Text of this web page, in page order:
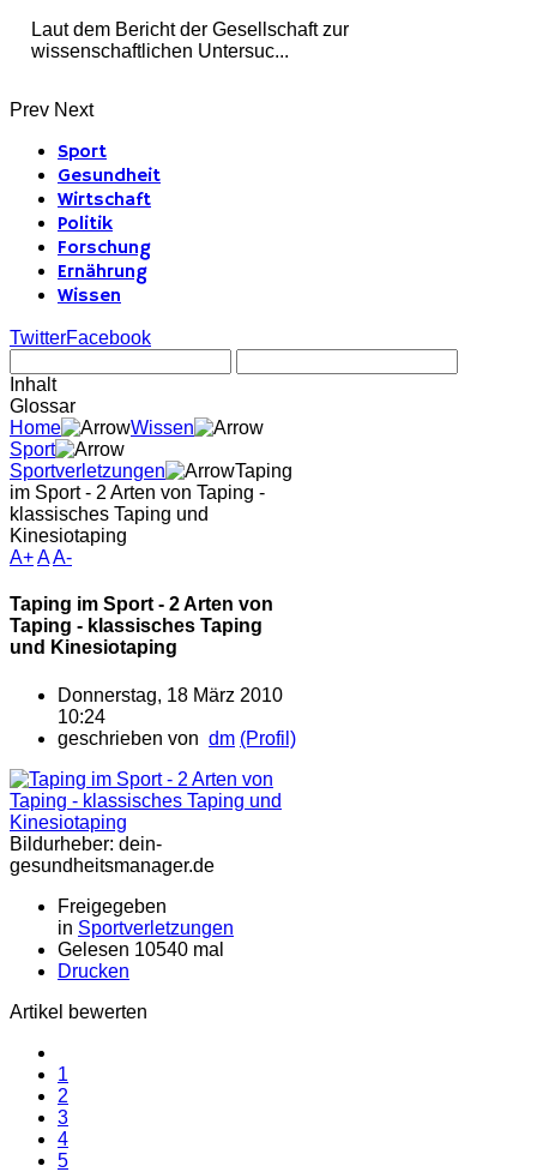
Laut dem Bericht der Gesellschaft zur
wissenschaftlichen Untersuc...
Prev Next
Sport
Gesundheit
Wirtschaft
Politik
Forschung
Ernährung
Wissen
TwitterFacebook
Inhalt
Glossar
Home
Wissen
Sport
Sportverletzungen
Taping
im Sport - 2 Arten von Taping -
klassisches Taping und
Kinesiotaping
A+AA-
Taping im Sport - 2 Arten von
Taping - klassisches Taping
und Kinesiotaping
Donnerstag, 18 März 2010
10:24
geschrieben von dm (Profil)
Bildurheber: dein-
gesundheitsmanager.de
Freigegeben
in Sportverletzungen
Gelesen 10540 mal
Drucken
Artikel bewerten
1
2
3
4
5